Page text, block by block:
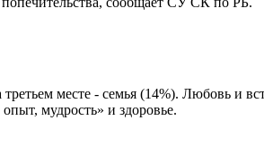
месте - семья (14%). Любовь и
мудрость» и здоровье.